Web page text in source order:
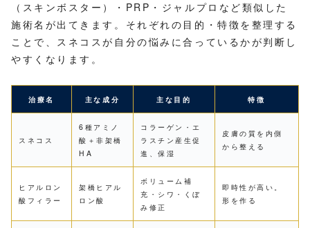
（スキンボスター）・PRP・ジャルプロなど類似した
施術名が出てきます。それぞれの目的・特徴を整理する
ことで、スネコスが自分の悩みに合っているかが判断し
やすくなります。
治療名 主な成分 主な目的 特徴
スネコス
6種アミノ
酸＋非架橋
HA
コラーゲン・エ
ラスチン産生促
進、保湿
皮膚の質を内側
から整える
ヒアルロン
酸フィラー
架橋ヒアル
ロン酸
ボリューム補
充・シワ・くぼ
み修正
即時性が高い。
形を作る